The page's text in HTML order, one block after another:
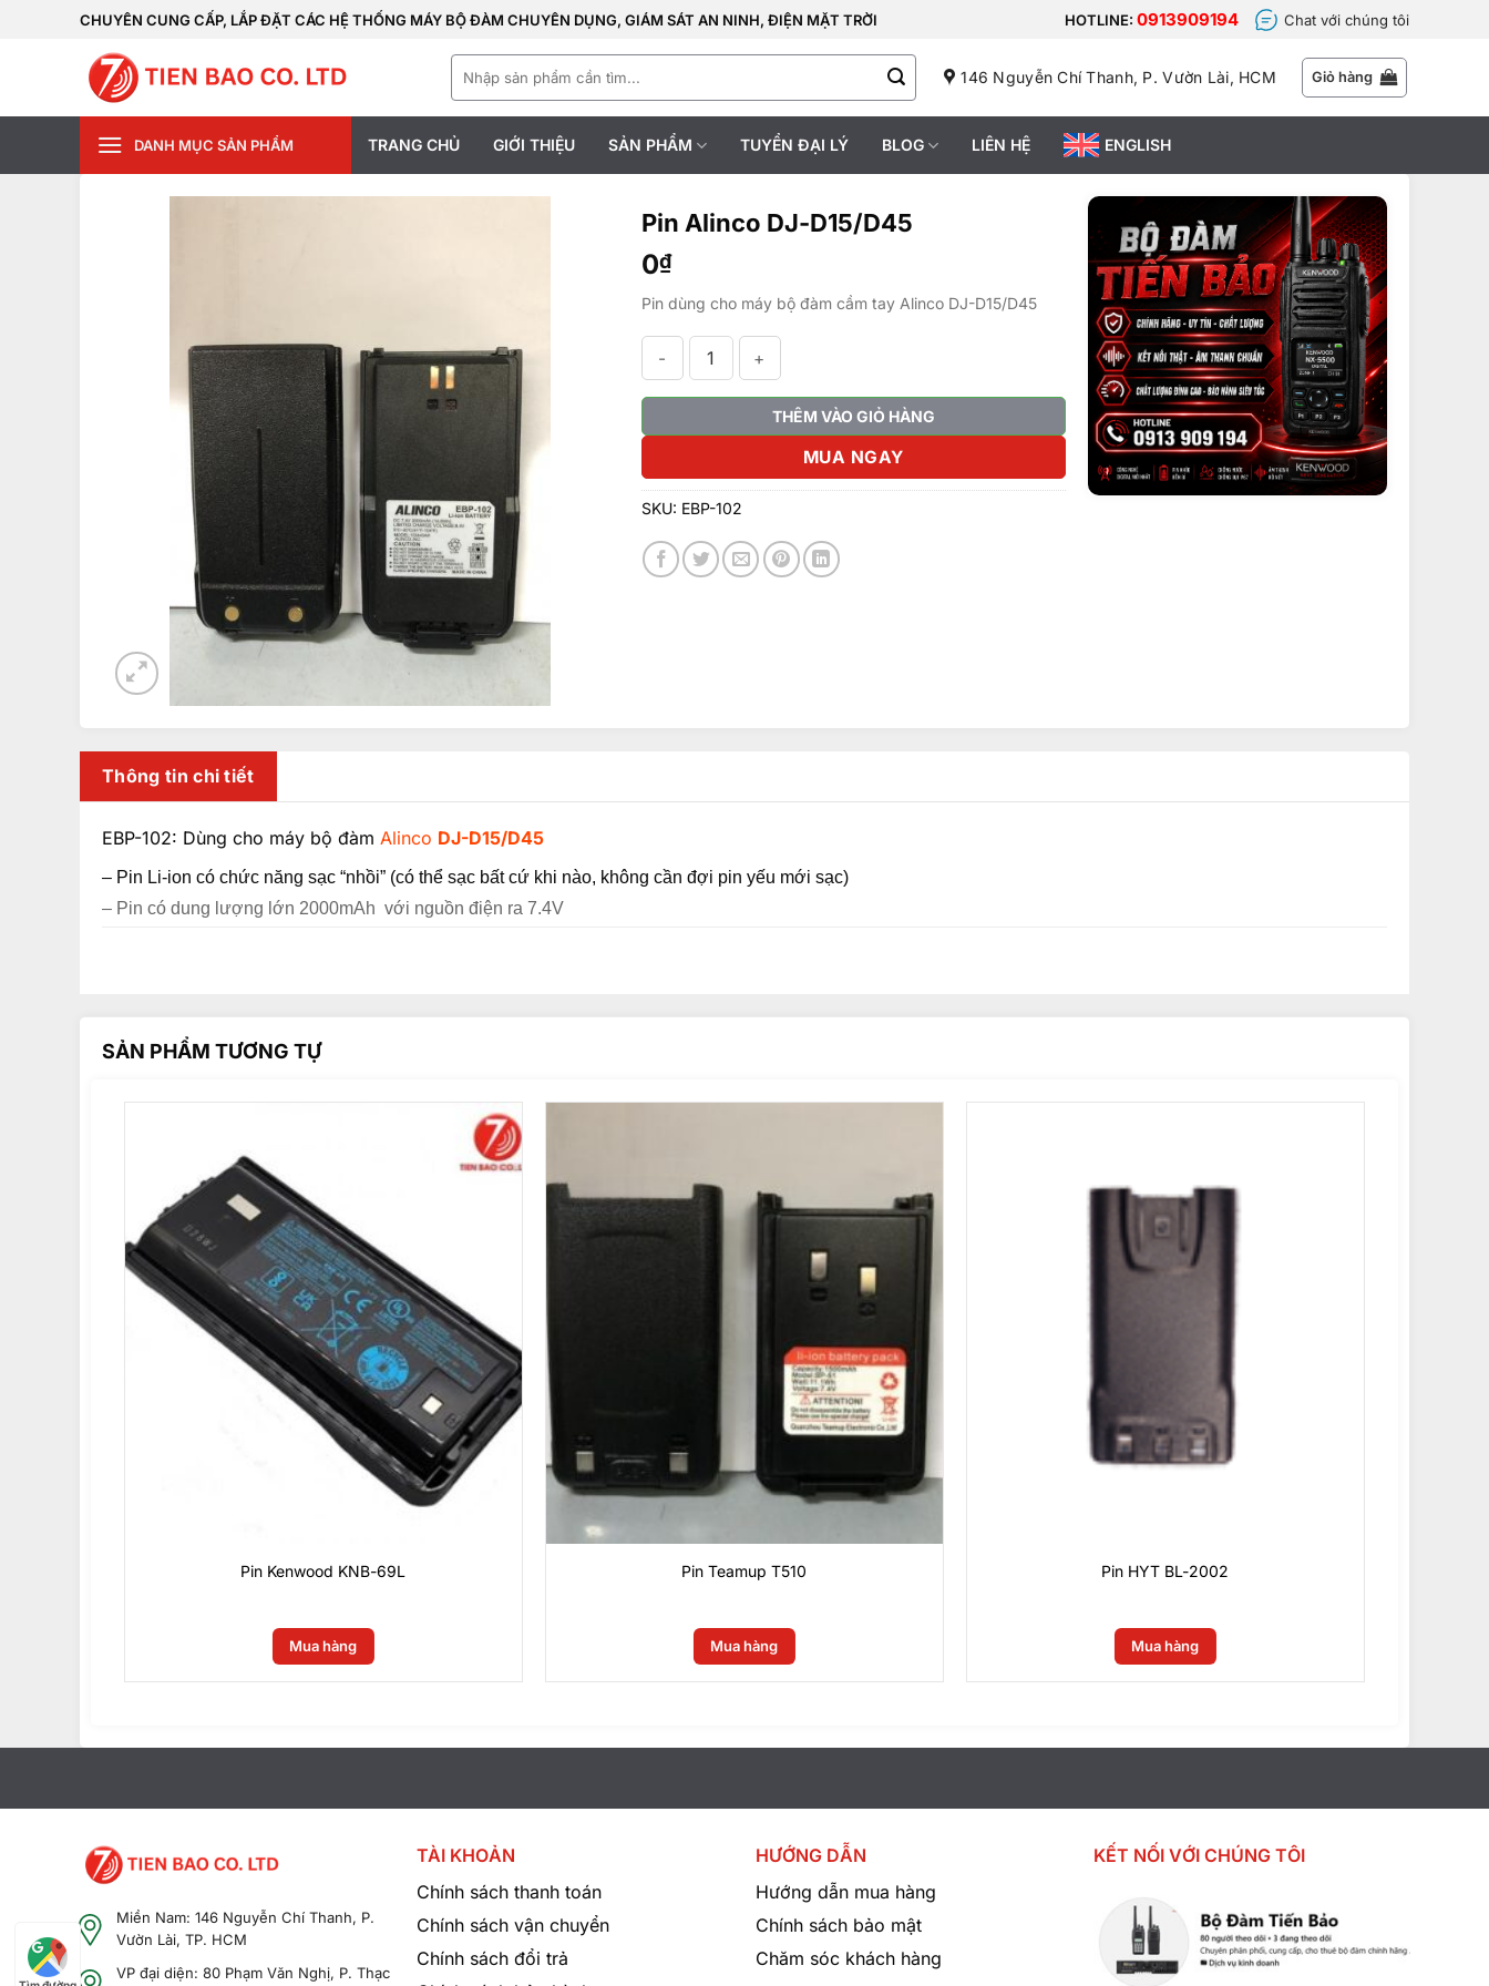
CHUYÊN CUNG CẤP, LẮP ĐẶT CÁC HỆ THỐNG MÁY BỘ ĐÀM CHUYÊN DỤNG, GIÁM SÁT AN NINH, ĐIỆN MẶT TRỜI HOTLINE: 0913909194 Chat với chúng tôi
kiếm:
146 Nguyễn Chí Thanh, P. Vườn Lài, HCM Giỏ hàng
DANH MỤC SẢN PHẨM TRANG CHỦ GIỚI THIỆU SẢN PHẨM TUYỂN ĐẠI LÝ BLOG LIÊN HỆ ENGLISH
Pin Alinco DJ-D15/D45
0₫
Pin dùng cho máy bộ đàm cầm tay Alinco DJ-D15/D45
THÊM VÀO GIỎ HÀNG
MUA NGAY
SKU: EBP-102
Thông tin chi tiết
EBP-102: Dùng cho máy bộ đàm Alinco DJ-D15/D45
– Pin Li-ion có chức năng sạc “nhồi” (có thể sạc bất cứ khi nào, không cần đợi pin yếu mới sạc)
– Pin có dung lượng lớn 2000mAh với nguồn điện ra 7.4V
SẢN PHẨM TƯƠNG TỰ
Pin Kenwood KNB-69L
Mua hàng
Pin Teamup T510
Mua hàng
Pin HYT BL-2002
Mua hàng
Miền Nam: 146 Nguyễn Chí Thanh, P.
Vườn Lài, TP. HCM
VP đại diện: 80 Phạm Văn Nghị, P. Thạc
TÀI KHOẢN
Chính sách thanh toán
Chính sách vận chuyển
Chính sách đổi trả
HƯỚNG DẪN
Hướng dẫn mua hàng
Chính sách bảo mật
Chăm sóc khách hàng
KẾT NỐI VỚI CHÚNG TÔI